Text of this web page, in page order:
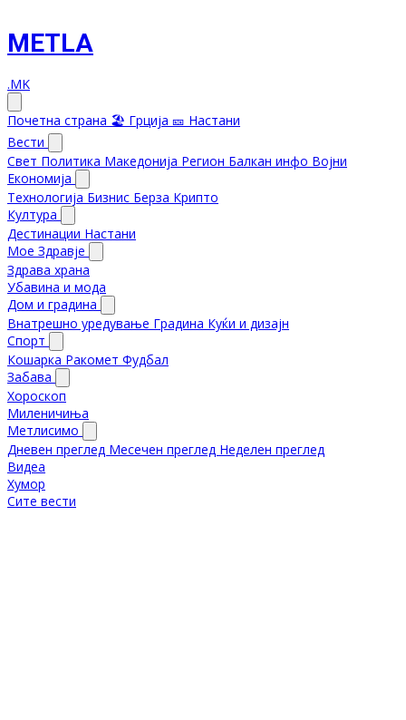
METLA
.MK
Почетна страна 🏖️ Грција 🎫 Настани
Вести
Свет Политика Македонија Регион Балкан инфо Војни
Економија
Технологија Бизнис Берза Крипто
Култура
Дестинации Настани
Мое Здравје
Здрава храна
Убавина и мода
Дом и градина
Внатрешно уредување Градина Куќи и дизајн
Спорт
Кошарка Ракомет Фудбал
Забава
Хороскоп
Миленичиња
Метлисимо
Дневен преглед Месечен преглед Неделен преглед
Видеа
Хумор
Сите вести